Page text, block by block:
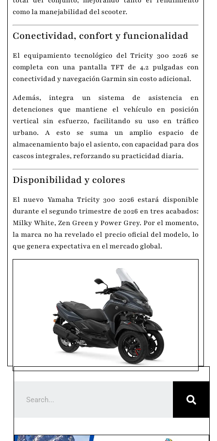
como la manejabilidad del scooter.
Conectividad, confort y funcionalidad
El equipamiento tecnológico del Tricity 300 2026 se
completa con una pantalla TFT de 4.2 pulgadas con
conectividad y navegación Garmin sin costo adicional.
Además, integra un sistema de asistencia en
detenciones que mantiene el vehículo en posición
vertical sin esfuerzo, facilitando su uso en tráfico
urbano. A esto se suma un amplio espacio de
almacenamiento bajo el asiento, con capacidad para dos
cascos integrales, reforzando su practicidad diaria.
Disponibilidad y colores
El nuevo Yamaha Tricity 300 2026 estará disponible
durante el segundo trimestre de 2026 en tres acabados:
Milky White, Zen Green y Power Grey. Por el momento,
la marca no ha revelado el precio oficial del modelo, lo
que genera expectativa en el mercado global.